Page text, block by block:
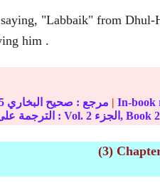
him .
مرجع : صحيح البخاري |
الترجمة على الإنترنت : Vol. 2 الجزء, Book
(3)